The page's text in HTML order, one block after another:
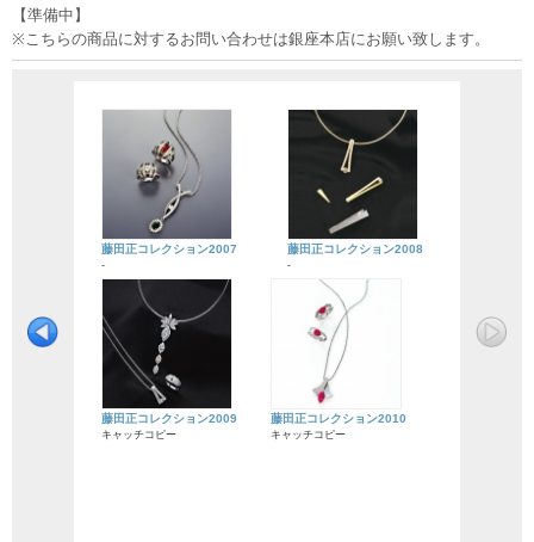
【準備中】
※こちらの商品に対するお問い合わせは銀座本店にお願い致します。
藤田正コレクション2007
-
藤田正コレクション2008
-
藤田正コレクション2009
キャッチコピー
藤田正コレクション2010
キャッチコピー